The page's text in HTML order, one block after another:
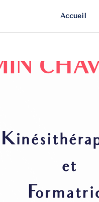
Accueil